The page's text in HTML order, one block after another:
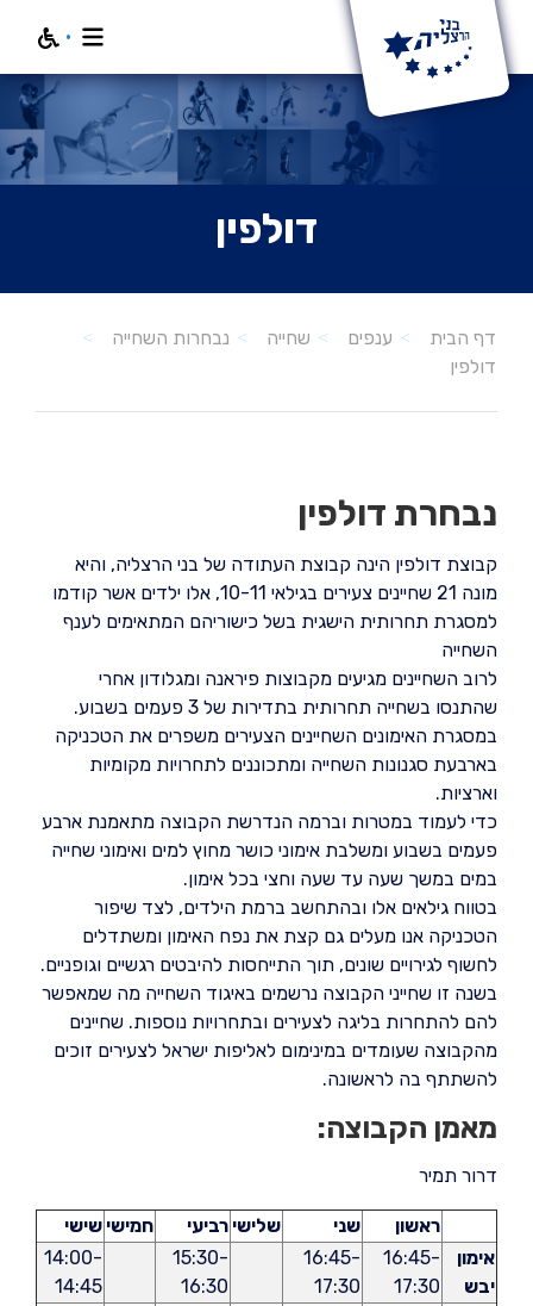
דולפין
דף הבית ענפים שחייה
נבחרות השחייה
דולפין
נבחרת דולפין
קבוצת דולפין הינה קבוצת העתודה של בני הרצליה, והיא
מונה 21 שחיינים צעירים בגילאי 10-11, אלו ילדים אשר קודמו
למסגרת תחרותית הישגית בשל כישוריהם המתאימים לענף
השחייה
לרוב השחיינים מגיעים מקבוצות פיראנה ומגלודון אחרי
שהתנסו בשחייה תחרותית בתדירות של 3 פעמים בשבוע.
במסגרת האימונים השחיינים הצעירים משפרים את הטכניקה
בארבעת סגנונות השחייה ומתכוננים לתחרויות מקומיות
וארציות.
כדי לעמוד במטרות וברמה הנדרשת הקבוצה מתאמנת ארבע
פעמים בשבוע ומשלבת אימוני כושר מחוץ למים ואימוני שחייה
במים במשך שעה עד שעה וחצי בכל אימון.
בטווח גילאים אלו ובהתחשב ברמת הילדים, לצד שיפור
הטכניקה אנו מעלים גם קצת את נפח האימון ומשתדלים
לחשוף לגירויים שונים, תוך התייחסות להיבטים רגשיים וגופניים.
בשנה זו שחייני הקבוצה נרשמים באיגוד השחייה מה שמאפשר
להם להתחרות בליגה לצעירים ובתחרויות נוספות. שחיינים
מהקבוצה שעומדים במינימום לאליפות ישראל לצעירים זוכים
להשתתף בה לראשונה.
מאמן הקבוצה:
דרור תמיר
ראשון שני שלישי רביעי חמישי שישי
אימון
יבש
16:45-
17:30
16:45-
17:30
15:30-
16:30
14:00-
14:45